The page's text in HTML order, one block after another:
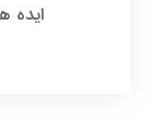
ایده